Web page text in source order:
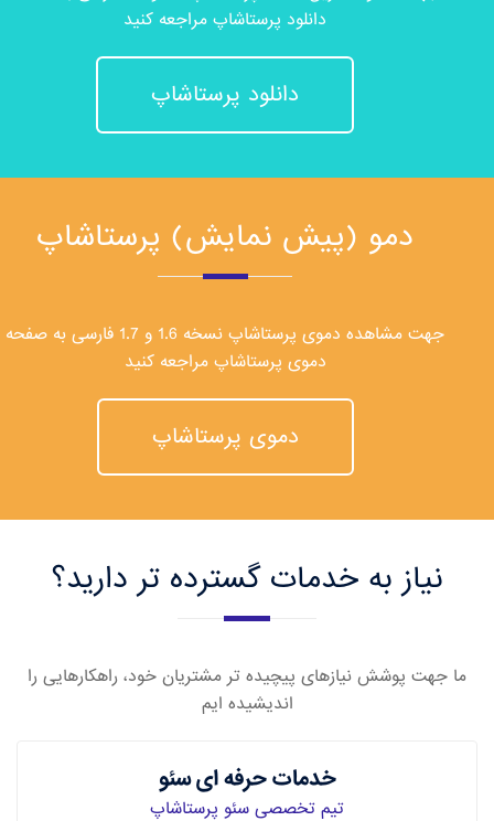
دانلود پرستاشاپ مراجعه کنید
دانلود پرستاشاپ
دمو (پیش نمایش) پرستاشاپ
جهت مشاهده دموی پرستاشاپ نسخه 1.6 و 1.7 فارسی به صفحه
دموی پرستاشاپ مراجعه کنید
دموی پرستاشاپ
نیاز به خدمات گسترده تر دارید؟
ما جهت پوشش نیازهای پیچیده تر مشتریان خود، راهکارهایی را
اندیشیده ایم
خدمات حرفه ای سئو
تیم تخصصی سئو پرستاشاپ